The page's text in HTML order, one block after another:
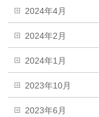
2024年4月
2024年2月
2024年1月
2023年10月
2023年6月